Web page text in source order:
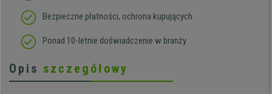
Bezpieczne płatności, ochrona kupujących
Ponad 10-letnie doświadczenie w branży
Opis szczegółowy